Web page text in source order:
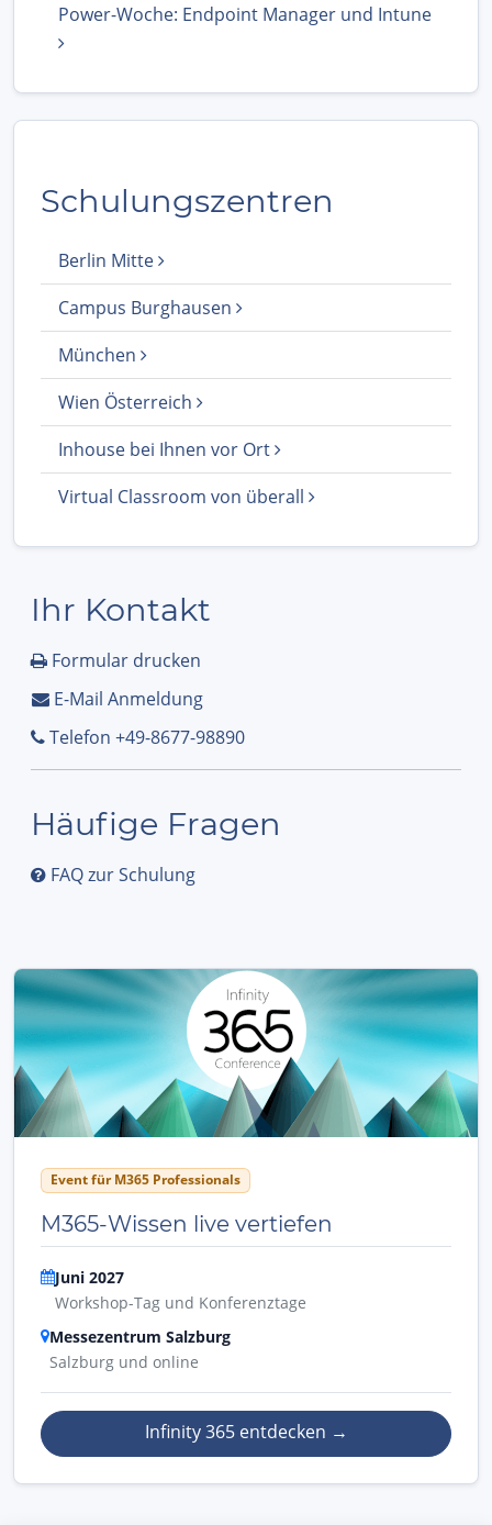
Power-Woche: Endpoint Manager und Intune
Schulungszentren
Berlin Mitte
Campus Burghausen
München
Wien Österreich
Inhouse bei Ihnen vor Ort
Virtual Classroom von überall
Ihr Kontakt
Formular drucken
E-Mail Anmeldung
Telefon +49-8677-98890
Häufige Fragen
FAQ zur Schulung
Event für M365 Professionals
M365-Wissen live vertiefen
Juni 2027
Workshop-Tag und Konferenztage
Messezentrum Salzburg
Salzburg und online
Infinity 365 entdecken →